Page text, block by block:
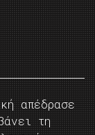
απέδρασε
τη